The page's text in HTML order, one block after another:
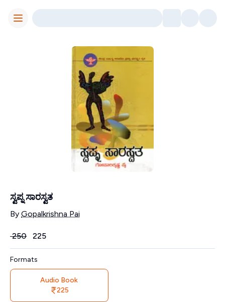
Toggle Menu
ಸ್ವಪ್ನ ಸಾರಸ್ವತ
Contributors
By Gopalkrishna Pai
Price
₹250 225
Formats
Audio Book
225